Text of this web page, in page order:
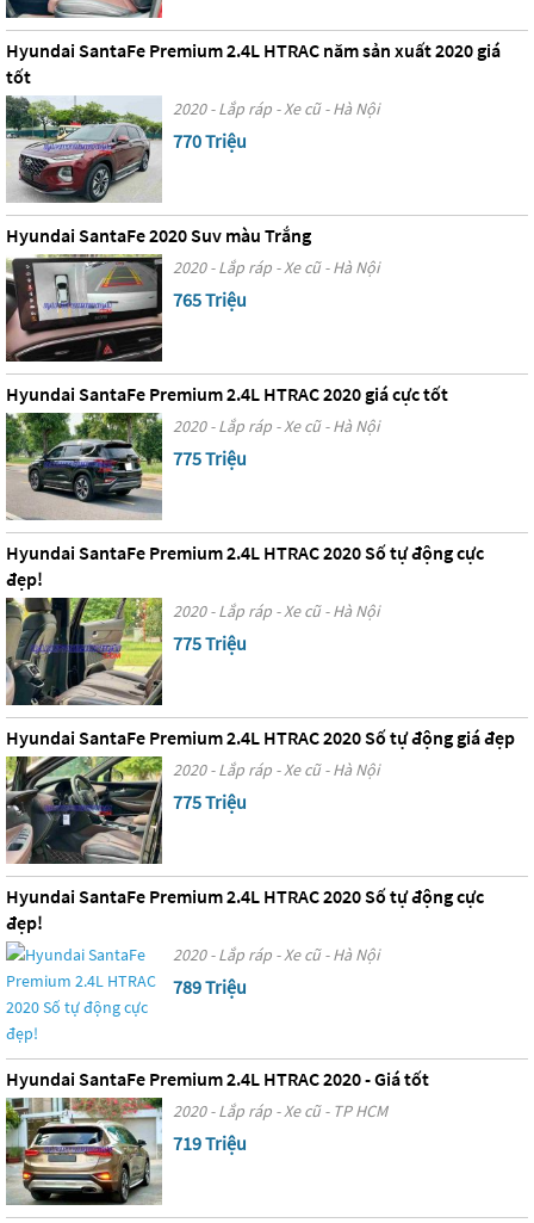
Hyundai SantaFe Premium 2.4L HTRAC năm sản xuất 2020 giá
tốt
2020 - Lắp ráp - Xe cũ - Hà Nội
770 Triệu
Hyundai SantaFe 2020 Suv màu Trắng
2020 - Lắp ráp - Xe cũ - Hà Nội
765 Triệu
Hyundai SantaFe Premium 2.4L HTRAC 2020 giá cực tốt
2020 - Lắp ráp - Xe cũ - Hà Nội
775 Triệu
Hyundai SantaFe Premium 2.4L HTRAC 2020 Số tự động cực
đẹp!
2020 - Lắp ráp - Xe cũ - Hà Nội
775 Triệu
Hyundai SantaFe Premium 2.4L HTRAC 2020 Số tự động giá đẹp
2020 - Lắp ráp - Xe cũ - Hà Nội
775 Triệu
Hyundai SantaFe Premium 2.4L HTRAC 2020 Số tự động cực
đẹp!
2020 - Lắp ráp - Xe cũ - Hà Nội
789 Triệu
Hyundai SantaFe Premium 2.4L HTRAC 2020 - Giá tốt
2020 - Lắp ráp - Xe cũ - TP HCM
719 Triệu